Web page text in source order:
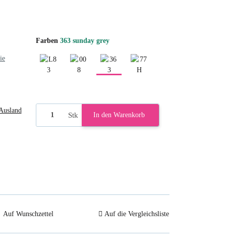
Farben 363 sunday grey
Stk In den Warenkorb
Auf Wunschzettel Auf die Vergleichsliste